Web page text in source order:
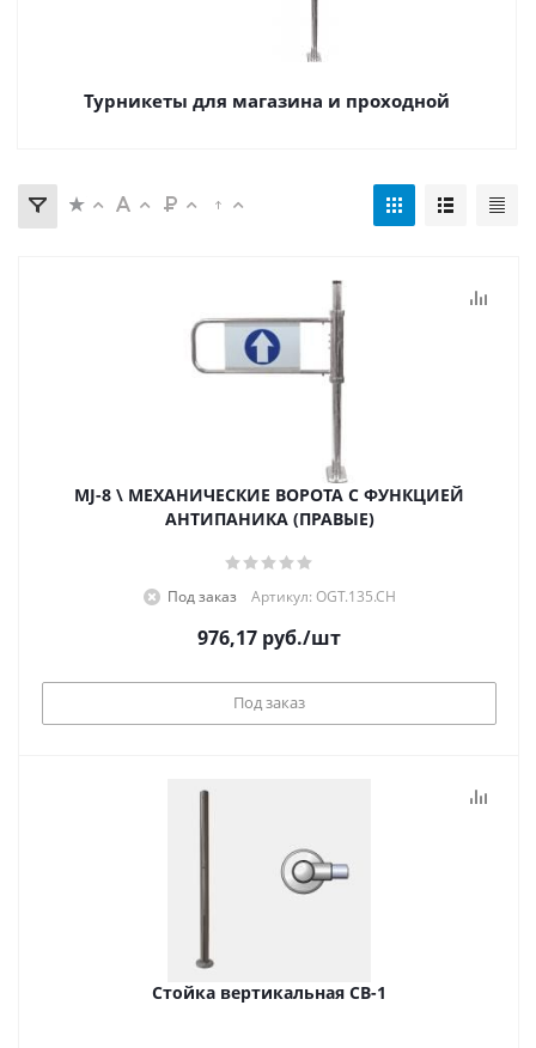
Турникеты для магазина и проходной
MJ-8 \ МЕХАНИЧЕСКИЕ ВОРОТА С ФУНКЦИЕЙ
АНТИПАНИКА (ПРАВЫЕ)
Под заказ Артикул: OGT.135.CH
976,17 руб./шт
Под заказ
Стойка вертикальная СВ-1